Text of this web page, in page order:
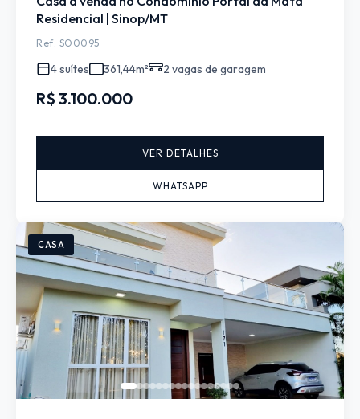
Residencial | Sinop/MT
Ref: SO0095
4 suítes 361,44m² 2 vagas de garagem
R$ 3.100.000
VER DETALHES
WHATSAPP
CASA